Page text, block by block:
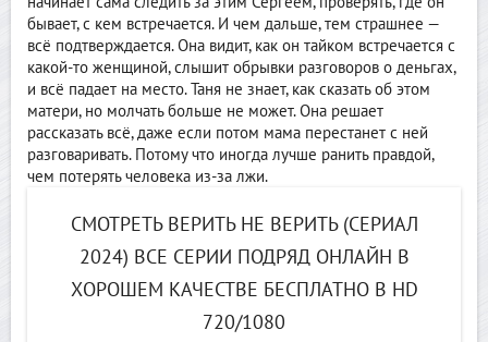
бывает, с кем встречается. И чем дальше, тем страшнее —
всё подтверждается. Она видит, как он тайком встречается с
какой-то женщиной, слышит обрывки разговоров о деньгах,
и всё падает на место. Таня не знает, как сказать об этом
матери, но молчать больше не может. Она решает
рассказать всё, даже если потом мама перестанет с ней
разговаривать. Потому что иногда лучше ранить правдой,
чем потерять человека из-за лжи.
СМОТРЕТЬ ВЕРИТЬ НЕ ВЕРИТЬ (СЕРИАЛ
2024) ВСЕ СЕРИИ ПОДРЯД ОНЛАЙН В
ХОРОШЕМ КАЧЕСТВЕ БЕСПЛАТНО В HD
720/1080